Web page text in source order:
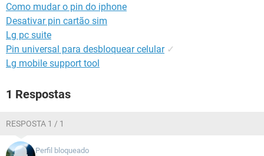
Como mudar o pin do iphone
Desativar pin cartão sim
Lg pc suite
Pin universal para desbloquear celular ✓
Lg mobile support tool
1 Respostas
RESPOSTA 1 / 1
Perfil bloqueado